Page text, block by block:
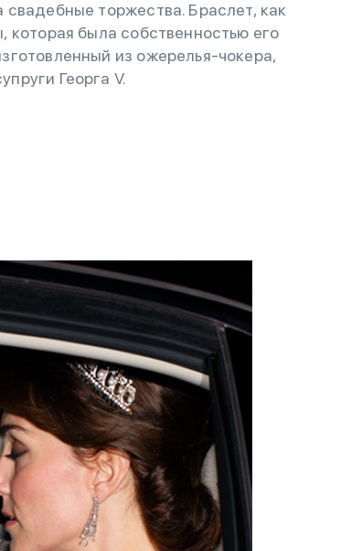
торжества. Браслет, как
которая была собственностью его
из ожерелья-чокера,
Георга V.